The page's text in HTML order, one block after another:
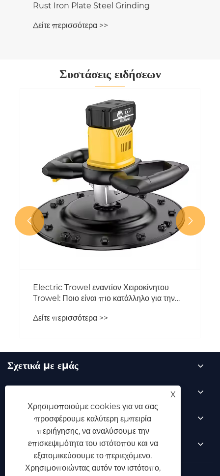
Rust Iron Plate Steel Grinding
Δείτε περισσότερα >>
Συστάσεις ειδήσεων
Electric Trowel εναντίον Χειροκίνητου
Trowel: Ποιο είναι πιο κατάλληλο για την
Δείτε περισσότερα >>
 
Σχετικά με εμάς
Επικοινωνήστε μαζί μας
X
Χρησιμοποιούμε cookies για να σας
προσφέρουμε καλύτερη εμπειρία
περιήγησης, να αναλύσουμε την
επισκεψιμότητα του ιστότοπου και να
εξατομικεύσουμε το περιεχόμενο.
Χρησιμοποιώντας αυτόν τον ιστότοπο,